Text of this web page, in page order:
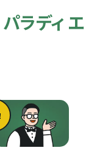
ラディ エ